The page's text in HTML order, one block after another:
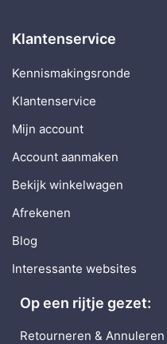
Klantenservice
Kennismakingsronde
Klantenservice
Mijn account
Account aanmaken
Bekijk winkelwagen
Afrekenen
Blog
Interessante websites
Op een rijtje gezet:
Retourneren & Annuleren